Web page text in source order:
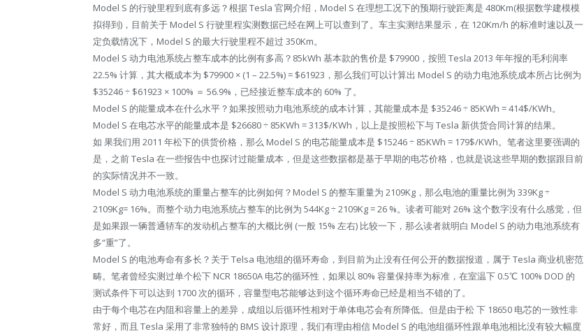
Model S 的行驶里程到底有多远？根据 Tesla 官网介绍，Model S 在理想工况下的预期行驶距离是 480Km(根据数学建模模
拟得到)，目前关于 Model S 行驶里程实测数据已经在网上可以查到了。车主实测结果显示，在 120Km/h 的标准时速以及一
定负载情况下，Model S 的最大行驶里程不超过 350Km。
Model S 动力电池系统占整车成本的比例有多高？85kWh 基本款的售价是 $79900，按照 Tesla 2013 年年报的毛利润率
22.5% 计算，其大概成本为 $79900 × (1 – 22.5%) = $61923，那么我们可以计算出 Model S 的动力电池系统成本所占比例为
$35246 ÷ $61923 × 100% ＝ 56.9%，已经接近整车成本的 60% 了。
Model S 的能量成本在什么水平？如果按照动力电池系统的成本计算，其能量成本是 $35246 ÷ 85KWh = 414$/KWh。
Model S 在电芯水平的能量成本是 $26680 ÷ 85KWh = 313$/KWh，以上是按照松下与 Tesla 新供货合同计算的结果。
如 果我们用 2011 年松下的供货价格，那么 Model S 的电芯能量成本是 $15246 ÷ 85KWh = 179$/KWh。笔者这里要强调的
是，之前 Tesla 在一些报告中也探讨过能量成本，但是这些数据都是基于早期的电芯价格，也就是说这些早期的数据跟目前
的实际情况并不一致。
Model S 动力电池系统的重量占整车的比例如何？Model S 的整车重量为 2109Kg，那么电池的重量比例为 339Kg ÷
2109Kg= 16%。而整个动力电池系统占整车的比例为 544Kg ÷ 2109Kg = 26 %。读者可能对 26% 这个数字没有什么感觉，但
是如果跟一辆普通轿车的发动机占整车的大概比例 (一般 15% 左右) 比较一下，那么读者就明白 Model S 的动力电池系统有
多“重”了。
Model S 的电池寿命有多长？关于 Telsa 电池组的循环寿命，到目前为止没有任何公开的数据报道，属于 Tesla 商业机密范
畴。笔者曾经实测过单个松下 NCR 18650A 电芯的循环性，如果以 80% 容量保持率为标准，在室温下 0.5℃ 100% DOD 的
测试条件下可以达到 1700 次的循环，容量型电芯能够达到这个循环寿命已经是相当不错的了。
由于每个电芯在内阻和容量上的差异，成组以后循环性相对于单体电芯会有所降低。但是由于松 下 18650 电芯的一致性非
常好，而且 Tesla 采用了非常独特的 BMS 设计原理，我们有理由相信 Model S 的电池组循环性跟单电池相比没有较大幅度